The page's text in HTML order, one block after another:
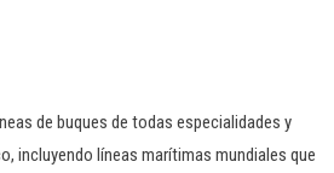
de buques de todas especialidades y
incluyendo líneas marítimas mundiales que